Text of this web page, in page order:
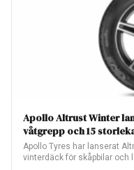
Apollo Altrust Winter
våtgrepp och 15
Apollo Tyres har lanserat
vinterdäck för skåpbilar och